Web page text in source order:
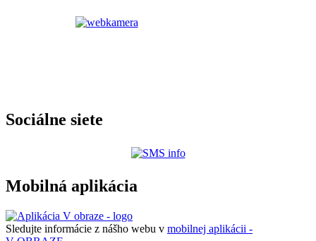
Sociálne siete
Mobilná aplikácia
Sledujte informácie z nášho webu v mobilnej aplikácii -